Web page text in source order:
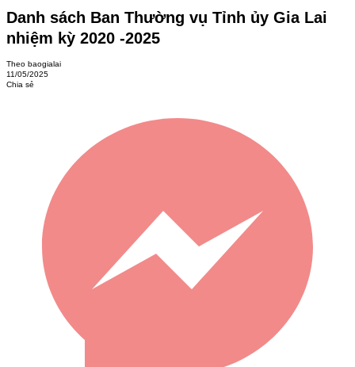
Danh sách Ban Thường vụ Tỉnh ủy Gia Lai
nhiệm kỳ 2020 -2025
Theo baogialai
11/05/2025
Chia sẻ